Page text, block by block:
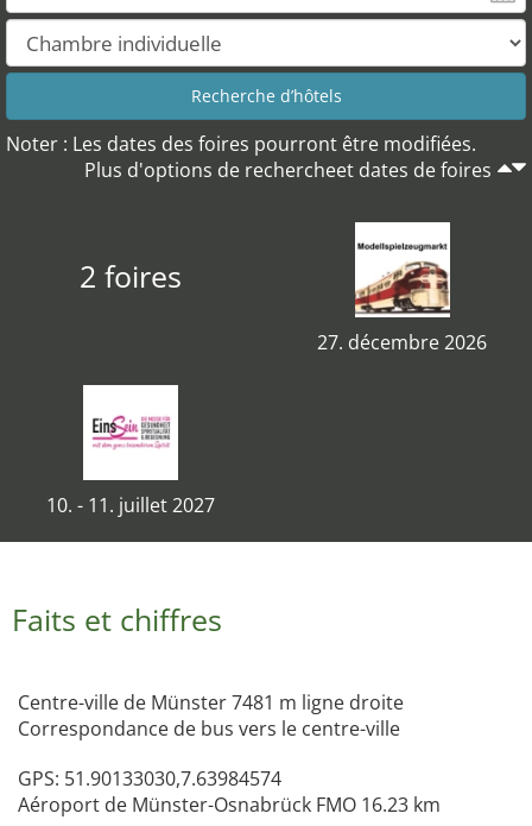
Noter : Les dates des foires pourront être modifiées.
Plus d'options de rechercheet dates de foires
2 foires
27. décembre 2026
10. - 11. juillet 2027
Faits et chiffres
Centre-ville de Münster 7481 m ligne droite
Correspondance de bus vers le centre-ville
GPS: 51.90133030,7.63984574
Aéroport de Münster-Osnabrück FMO 16.23 km